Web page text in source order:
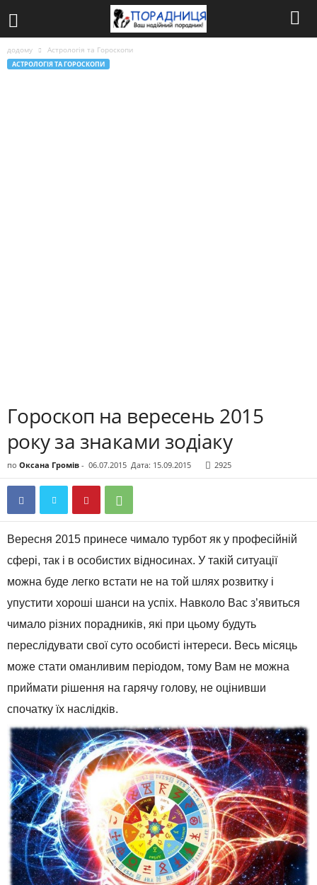
додому Астрологія та Гороскопи
АСТРОЛОГІЯ ТА ГОРОСКОПИ
Гороскоп на вересень 2015
року за знаками зодіаку
по Оксана Громів - 06.07.2015 Дата: 15.09.2015 2925
Вересня 2015 принесе чимало турбот як у професійній
сфері, так і в особистих відносинах. У такій ситуації
можна буде легко встати не на той шлях розвитку і
упустити хороші шанси на успіх. Навколо Вас з’явиться
чимало різних порадників, які при цьому будуть
переслідувати свої суто особисті інтереси. Весь місяць
може стати оманливим періодом, тому Вам не можна
приймати рішення на гарячу голову, не оцінивши
спочатку їх наслідків.